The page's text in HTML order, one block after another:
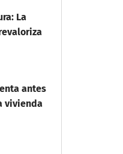
La
antes
vivienda